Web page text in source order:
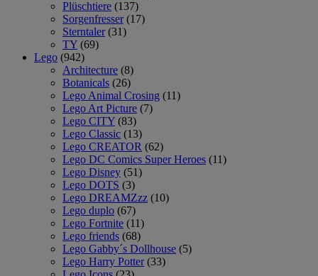
Plüschtiere (137)
Sorgenfresser (17)
Sterntaler (31)
TY (69)
Lego (942)
Architecture (8)
Botanicals (26)
Lego Animal Crosing (11)
Lego Art Picture (7)
Lego CITY (83)
Lego Classic (13)
Lego CREATOR (62)
Lego DC Comics Super Heroes (11)
Lego Disney (51)
Lego DOTS (3)
Lego DREAMZzz (10)
Lego duplo (67)
Lego Fortnite (11)
Lego friends (68)
Lego Gabby´s Dollhouse (5)
Lego Harry Potter (33)